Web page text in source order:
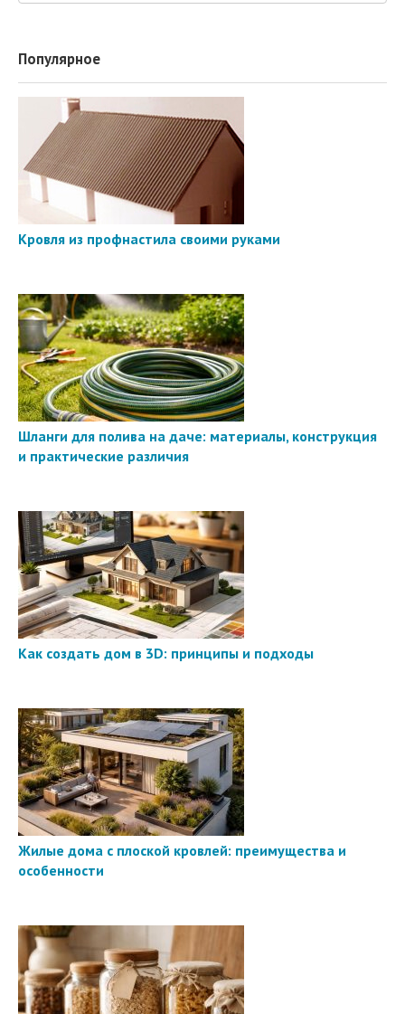
Популярное
Кровля из профнастила своими руками
Шланги для полива на даче: материалы, конструкция
и практические различия
Как создать дом в 3D: принципы и подходы
Жилые дома с плоской кровлей: преимущества и
особенности